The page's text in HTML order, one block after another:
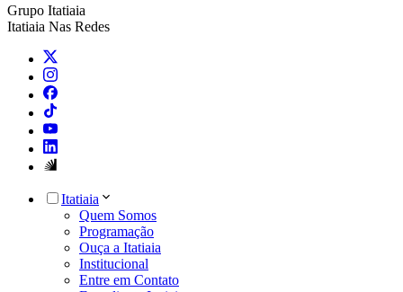
Grupo Itatiaia
Itatiaia Nas Redes
Itatiaia
Quem Somos
Programação
Ouça a Itatiaia
Institucional
Entre em Contato